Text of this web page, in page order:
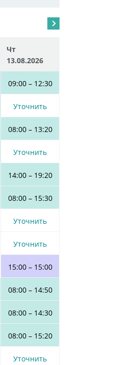
Чт
13.08.2026
09:00 – 12:30
Уточнить
08:00 – 13:20
Уточнить
14:00 – 19:20
08:00 – 15:30
Уточнить
Уточнить
15:00 – 15:00
08:00 – 14:50
08:00 – 14:30
08:00 – 15:20
Уточнить